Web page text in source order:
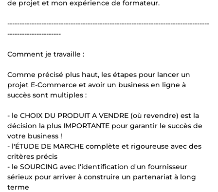
de projet et mon expérience de formateur.
-----------------------------------------------------------------------------------
----------------------
Comment je travaille :
Comme précisé plus haut, les étapes pour lancer un
projet E-Commerce et avoir un business en ligne à
succès sont multiples :
- le CHOIX DU PRODUIT A VENDRE (où revendre) est la
décision la plus IMPORTANTE pour garantir le succès de
votre business !
- l'ÉTUDE DE MARCHE complète et rigoureuse avec des
critères précis
- le SOURCING avec l'identification d'un fournisseur
sérieux pour arriver à construire un partenariat à long
terme